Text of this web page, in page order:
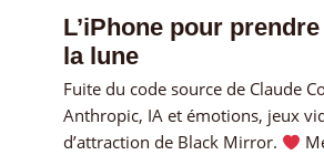
L’iPhone pour
la lune
Fuite du code source de Claude
Anthropic, IA et émotions, jeux
d’attraction de Black Mirror.